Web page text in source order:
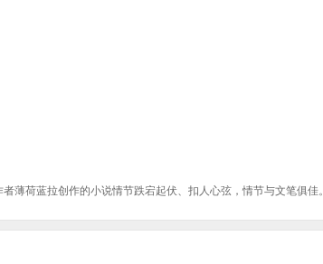
薄荷蓝拉创作的小说情节跌宕起伏、扣人心弦，情节与文笔俱佳。